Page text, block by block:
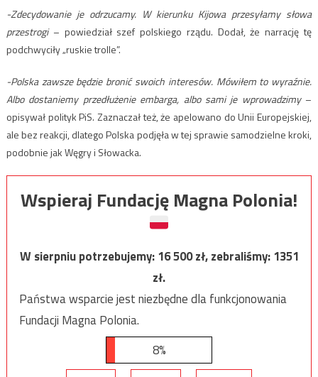
-Zdecydowanie je odrzucamy. W kierunku Kijowa przesyłamy słowa
przestrogi– powiedział szef polskiego rządu. Dodał, że narrację tę
podchwyciły „ruskie trolle”.
-Polska zawsze będzie bronić swoich interesów. Mówiłem to wyraźnie.
Albo dostaniemy przedłużenie embarga, albo sami je wprowadzimy–
opisywał polityk PiS. Zaznaczał też, że apelowano do Unii Europejskiej,
ale bez reakcji, dlatego Polska podjęła w tej sprawie samodzielne kroki,
podobnie jak Węgry i Słowacka.
Wspieraj Fundację Magna Polonia!
W sierpniu potrzebujemy:16 500zł, zebraliśmy:1351
zł.
Państwa wsparcie jest niezbędne dla funkcjonowania
Fundacji Magna Polonia.
8%